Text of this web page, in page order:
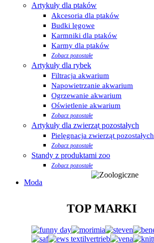
Artykuły dla ptaków
Akcesoria dla ptaków
Budki lęgowe
Karmniki dla ptaków
Karmy dla ptaków
Zobacz pozostałe
Artykuły dla rybek
Filtracja akwarium
Napowietrzanie akwarium
Ogrzewanie akwarium
Oświetlenie akwarium
Zobacz pozostałe
Artykuły dla zwierząt pozostałych
Pielęgnacja zwierząt pozostałych
Zobacz pozostałe
Standy z produktami zoo
Zobacz pozostałe
Moda
TOP MARKI